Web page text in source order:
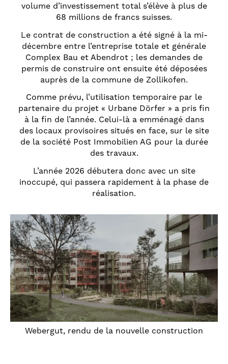
volume d’investissement total s’élève à plus de
68 millions de francs suisses.
Le contrat de construction a été signé à la mi-
décembre entre l’entreprise totale et générale
Complex Bau et Abendrot ; les demandes de
permis de construire ont ensuite été déposées
auprès de la commune de Zollikofen.
Comme prévu, l’utilisation temporaire par le
partenaire du projet « Urbane Dörfer » a pris fin
à la fin de l’année. Celui-là a emménagé dans
des locaux provisoires situés en face, sur le site
de la société Post Immobilien AG pour la durée
des travaux.
L’année 2026 débutera donc avec un site
inoccupé, qui passera rapidement à la phase de
réalisation.
Webergut, rendu de la nouvelle construction